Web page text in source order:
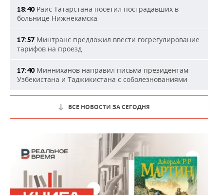
18:40 Раис Татарстана посетил пострадавших в
больнице Нижнекамска
17:57 Минтранс предложил ввести госрегулирование
тарифов на проезд
17:40 Минниханов направил письма президентам
Узбекистана и Таджикистана с соболезнованиями
ВСЕ НОВОСТИ ЗА СЕГОДНЯ